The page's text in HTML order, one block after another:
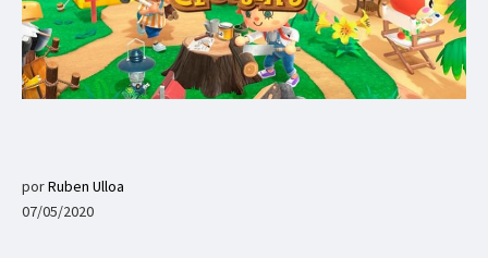
porRuben Ulloa
07/05/2020